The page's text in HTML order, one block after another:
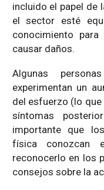
incluido el papel de
el sector esté
conocimiento
causar daños.
Algunas
experimentan un
del esfuerzo (lo
síntomas
importante que
física conozcan
reconocerlo en los
consejos sobre la